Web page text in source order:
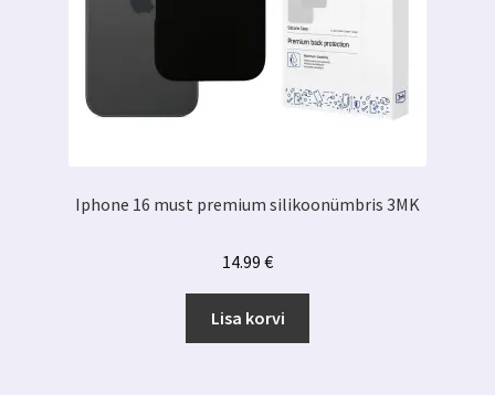
Iphone 16 must premium silikoonümbris 3MK
14.99 €
Lisa korvi